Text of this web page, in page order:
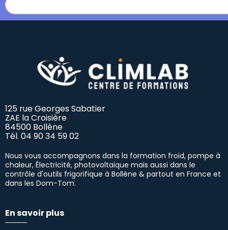
125 rue Georges Sabatier
ZAE la Croisière
84500 Bollène
Tél. 04 90 34 59 02
Nous vous accompagnons dans la formation froid, pompe à
chaleur, Électricité, photovoltaïque mais aussi dans le
contrôle d'outils frigorifique à Bollène & partout en France et
dans les Dom-Tom.
En savoir plus